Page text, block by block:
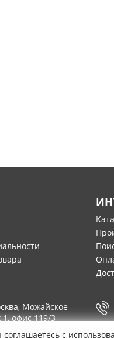
, Можайское
1, офис 119/3
с